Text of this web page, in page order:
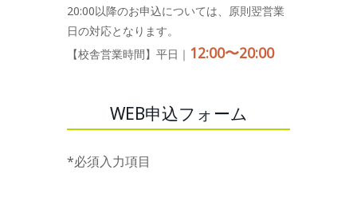
20:00以降のお申込については、原則翌営業
日の対応となります。
【校舎営業時間】平日｜ 12:00〜20:00
WEB申込フォーム
*必須入力項目